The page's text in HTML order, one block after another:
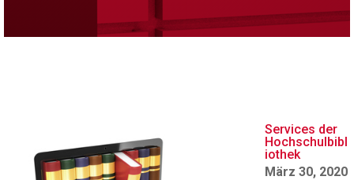
Services der
Hochschulbibl
iothek
März 30, 2020